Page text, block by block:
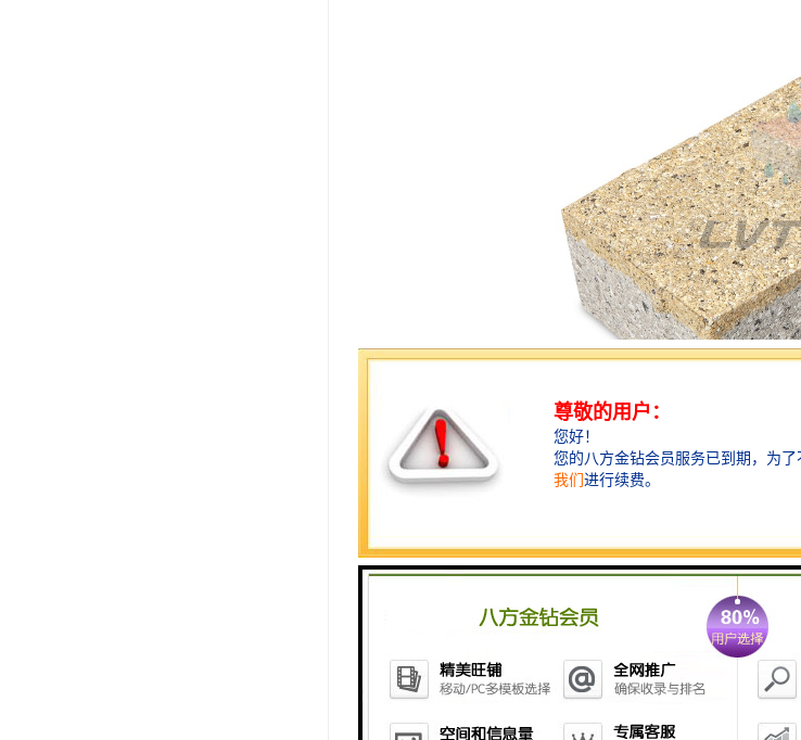
生态透水砖是一种环保材料，其作用包括以下几个方面：
1. 透水性能：生态透水砖具有良好的透水性能，可以为
护地下水位。
2. 防滑效果：生态透水砖表面一般具有粗糙的纹理，能